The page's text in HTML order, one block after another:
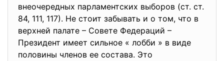
внеочередных парламентских выборов (ст. ст.
84, 111, 117). Не стоит забывать и о том, что в
верхней палате – Совете Федераций –
Президент имеет сильное « лобби » в виде
половины членов ее состава. Это